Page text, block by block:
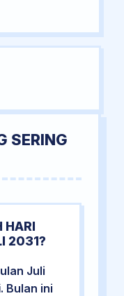
SERING
HARI
2031?
Juli
. Bulan ini